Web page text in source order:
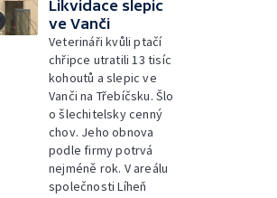
Likvidace slepic
ve Vanči
Veterináři kvůli ptačí
chřipce utratili 13 tisíc
kohoutů a slepic ve
Vanči na Třebíčsku. Šlo
o šlechitelsky cenný
chov. Jeho obnova
podle firmy potrvá
nejméně rok. V areálu
společnosti Líheň